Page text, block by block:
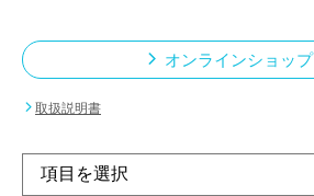
オンラインショップ
取扱説明書